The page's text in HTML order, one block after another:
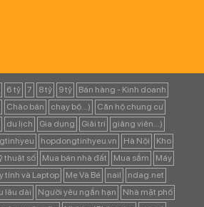
6 tỷ 7 8 tỷ 9 tỷ
Bán hàng - Kinh doanh
Chào bán chạy bộ...)
Căn hộ chung cư
du lịch Gia dụng Giải trí
giảng viên...)
hopdongtinhyeu.vn Hà Nội
Kho
thuật số Mua bán nhà đất Mua sắm
Máy
tính và Laptop Mẹ Và Bé nail
ndag.net
lâu dài Người yêu ngắn hạn
Nhà mặt phố